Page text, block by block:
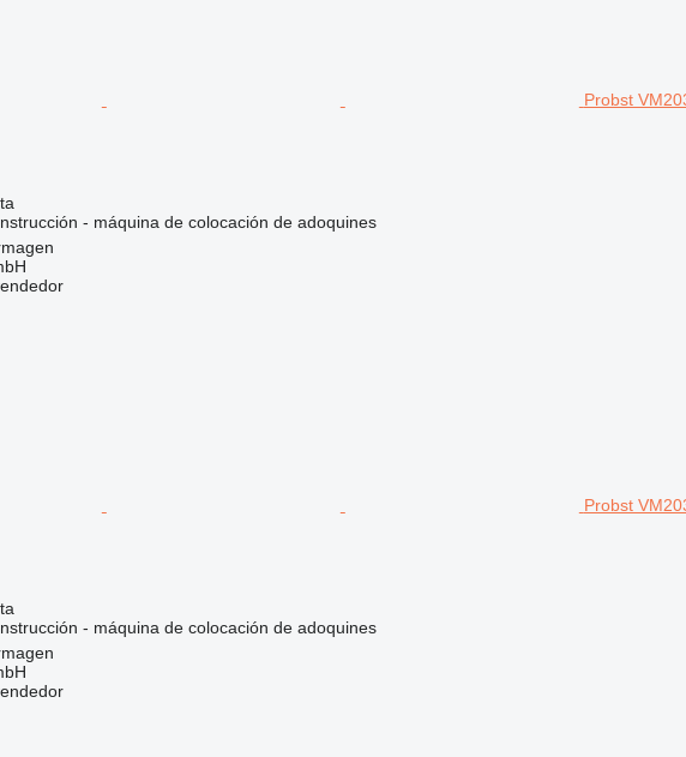
Probst
- máquina de colocación de adoquines
Probst
- máquina de colocación de adoquines